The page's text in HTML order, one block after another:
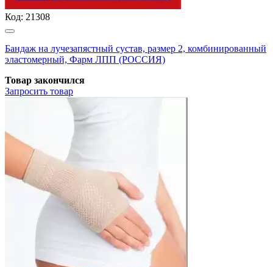
Код: 21308
Бандаж на лучезапястный сустав, размер 2, комбинированный
эластомерный, Фарм ЛПП (РОССИЯ)
Товар закончился
Запросить товар